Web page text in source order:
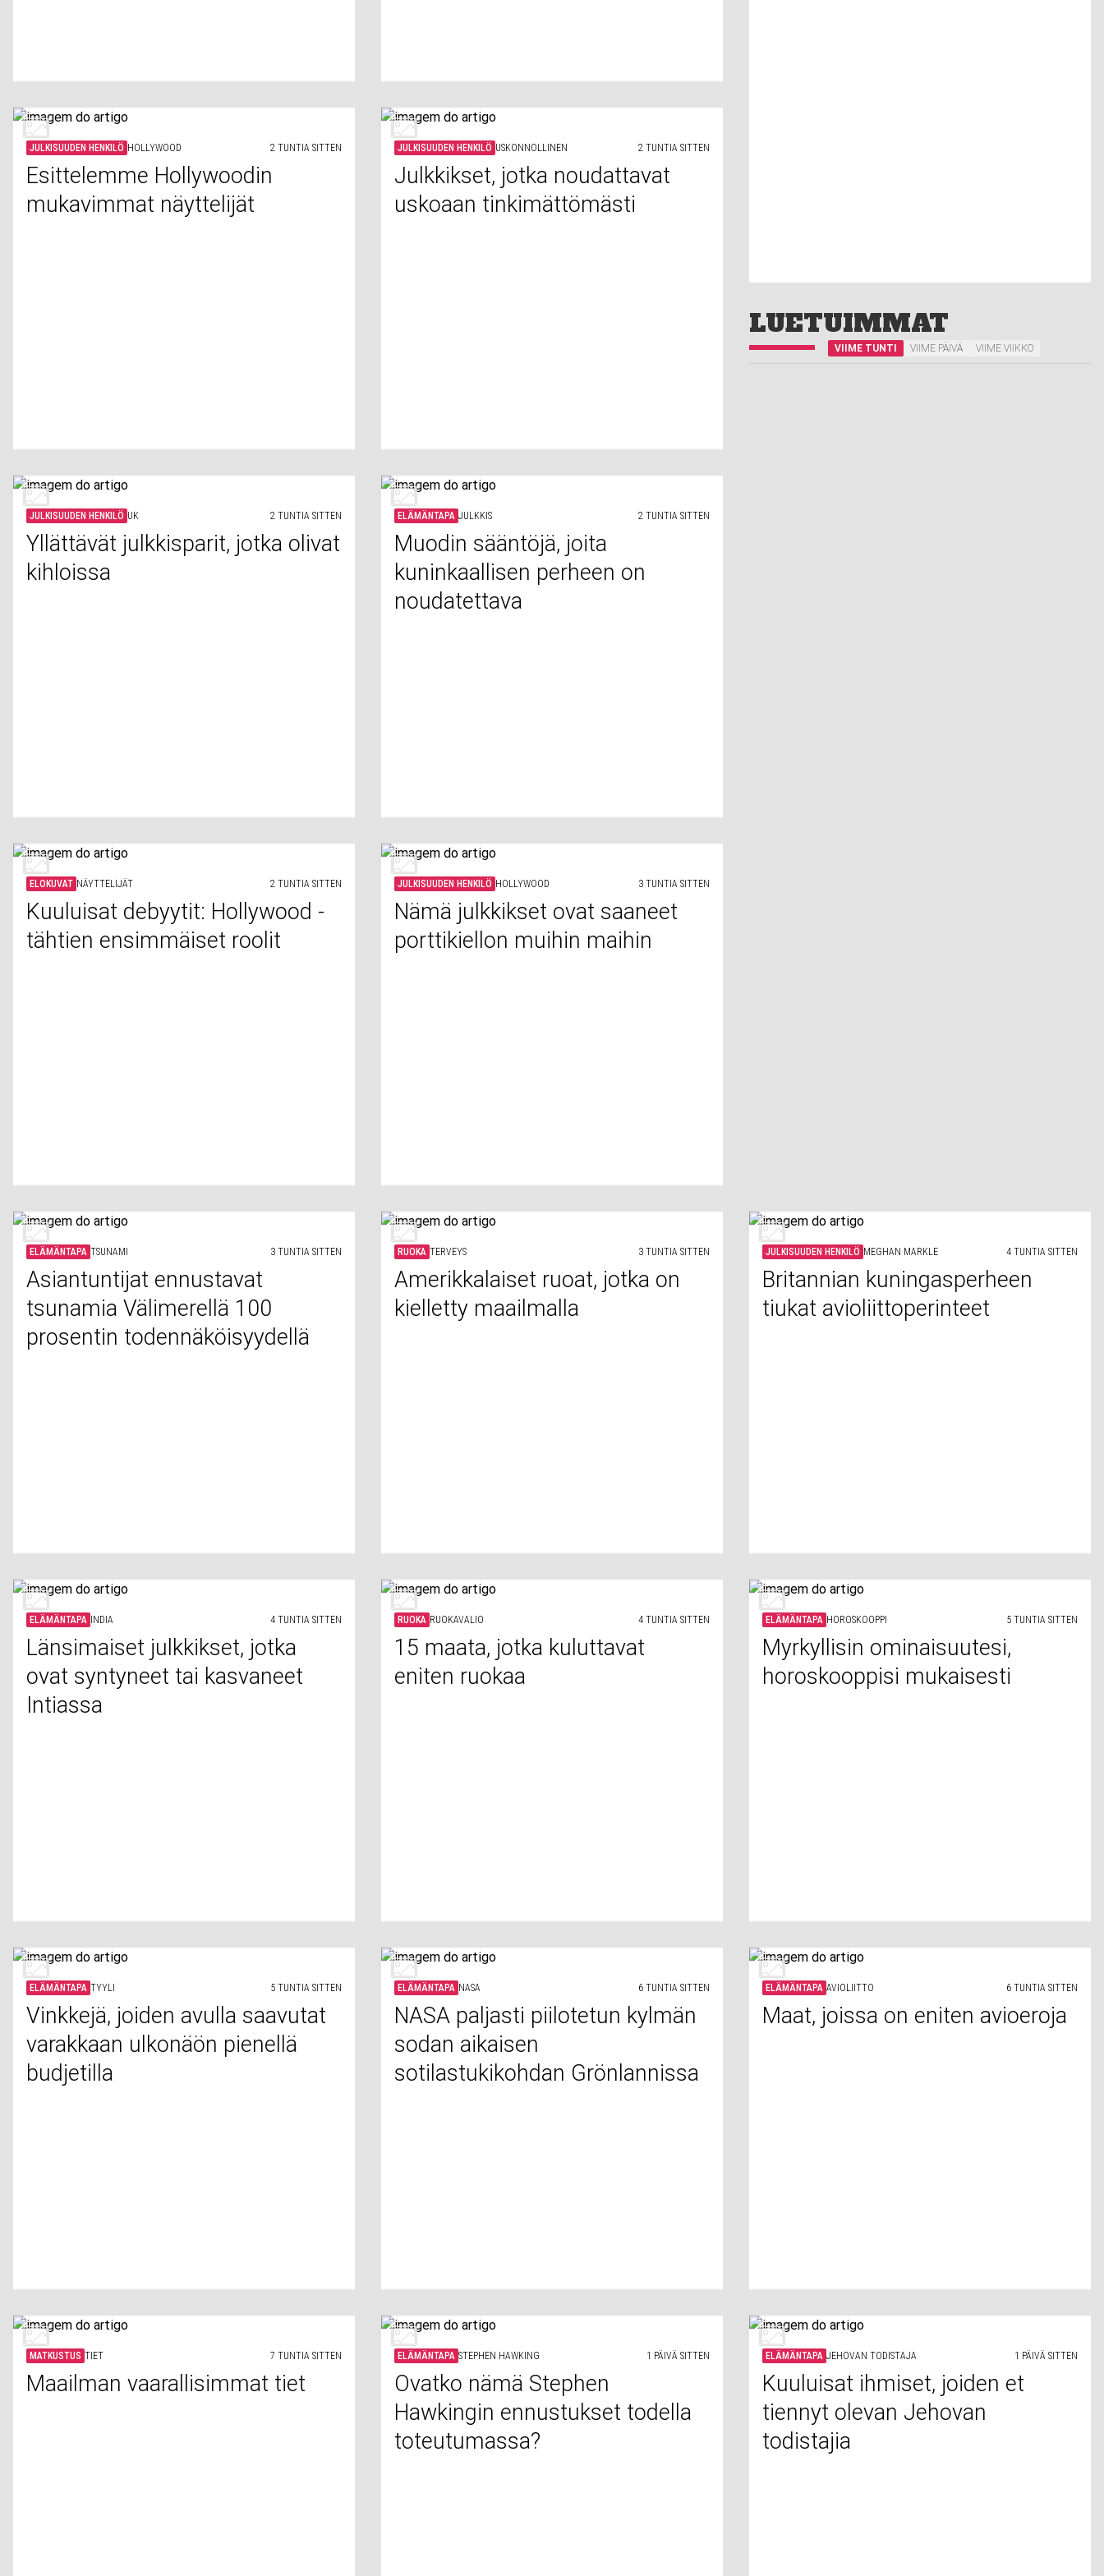
JULKISUUDEN HENKILÖ HOLLYWOOD 2 TUNTIA SITTEN
Esittelemme Hollywoodin
mukavimmat näyttelijät
JULKISUUDEN HENKILÖ USKONNOLLINEN 2 TUNTIA SITTEN
Julkkikset, jotka noudattavat
uskoaan tinkimättömästi
JULKISUUDEN HENKILÖ UK 2 TUNTIA SITTEN
Yllättävät julkkisparit, jotka olivat
kihloissa
ELÄMÄNTAPA JULKKIS 2 TUNTIA SITTEN
Muodin sääntöjä, joita
kuninkaallisen perheen on
noudatettava
ELOKUVAT NÄYTTELIJÄT 2 TUNTIA SITTEN
Kuuluisat debyytit: Hollywood -
tähtien ensimmäiset roolit
JULKISUUDEN HENKILÖ HOLLYWOOD 3 TUNTIA SITTEN
Nämä julkkikset ovat saaneet
porttikiellon muihin maihin
LUETUIMMAT
VIIME TUNTI VIIME PÄIVÄ VIIME VIIKKO
ELÄMÄNTAPA TSUNAMI 3 TUNTIA SITTEN
Asiantuntijat ennustavat
tsunamia Välimerellä 100
prosentin todennäköisyydellä
RUOKA TERVEYS 3 TUNTIA SITTEN
Amerikkalaiset ruoat, jotka on
kielletty maailmalla
JULKISUUDEN HENKILÖ MEGHAN MARKLE 4 TUNTIA SITTEN
Britannian kuningasperheen
tiukat avioliittoperinteet
ELÄMÄNTAPA INDIA 4 TUNTIA SITTEN
Länsimaiset julkkikset, jotka
ovat syntyneet tai kasvaneet
Intiassa
RUOKA RUOKAVALIO 4 TUNTIA SITTEN
15 maata, jotka kuluttavat
eniten ruokaa
ELÄMÄNTAPA HOROSKOOPPI 5 TUNTIA SITTEN
Myrkyllisin ominaisuutesi,
horoskooppisi mukaisesti
ELÄMÄNTAPA TYYLI 5 TUNTIA SITTEN
Vinkkejä, joiden avulla saavutat
varakkaan ulkonäön pienellä
budjetilla
ELÄMÄNTAPA NASA 6 TUNTIA SITTEN
NASA paljasti piilotetun kylmän
sodan aikaisen
sotilastukikohdan Grönlannissa
ELÄMÄNTAPA AVIOLIITTO 6 TUNTIA SITTEN
Maat, joissa on eniten avioeroja
MATKUSTUS TIET 7 TUNTIA SITTEN
Maailman vaarallisimmat tiet
ELÄMÄNTAPA STEPHEN HAWKING 1 PÄIVÄ SITTEN
Ovatko nämä Stephen
Hawkingin ennustukset todella
toteutumassa?
ELÄMÄNTAPA JEHOVAN TODISTAJA 1 PÄIVÄ SITTEN
Kuuluisat ihmiset, joiden et
tiennyt olevan Jehovan
todistajia